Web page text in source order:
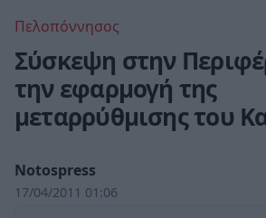
Πελοπόννησος
Σύσκεψη στην
την εφαρμογή της
μεταρρύθμισης του
Notospress
17/04/2011 01:06